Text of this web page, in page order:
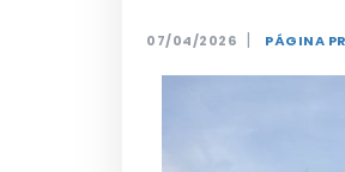
07/04/2026 | PÁGINA